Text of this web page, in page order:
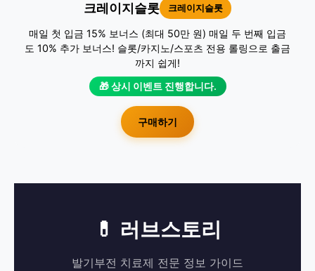
크레이지슬롯 크레이지슬롯
매일 첫 입금 15% 보너스 (최대 50만 원) 매일 두 번째 입금
도 10% 추가 보너스! 슬롯/카지노/스포츠 전용 롤링으로 출금
까지 쉽게!
🎁 상시 이벤트 진행합니다.
구매하기
💊 러브스토리
발기부전 치료제 전문 정보 가이드